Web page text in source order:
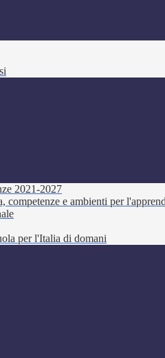
2021-2027
competenze e ambienti per
per l'Italia di domani